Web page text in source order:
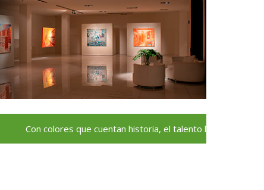
Con colores que cuentan historia, el talento local deja huella en